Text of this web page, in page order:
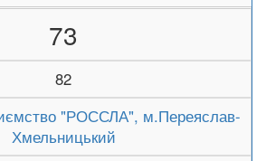
73
82
"РОССЛА", м.Переяслав-
Хмельницький